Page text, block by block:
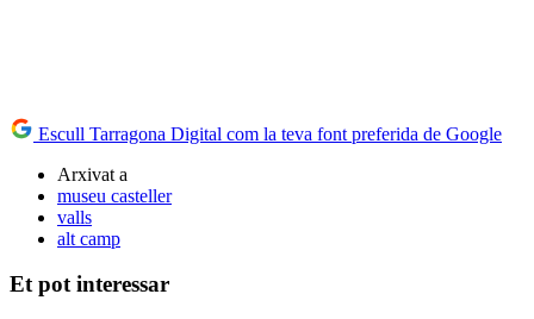
Escull Tarragona Digital com la teva font preferida de Google
Arxivat a
museu casteller
valls
alt camp
Et pot interessar